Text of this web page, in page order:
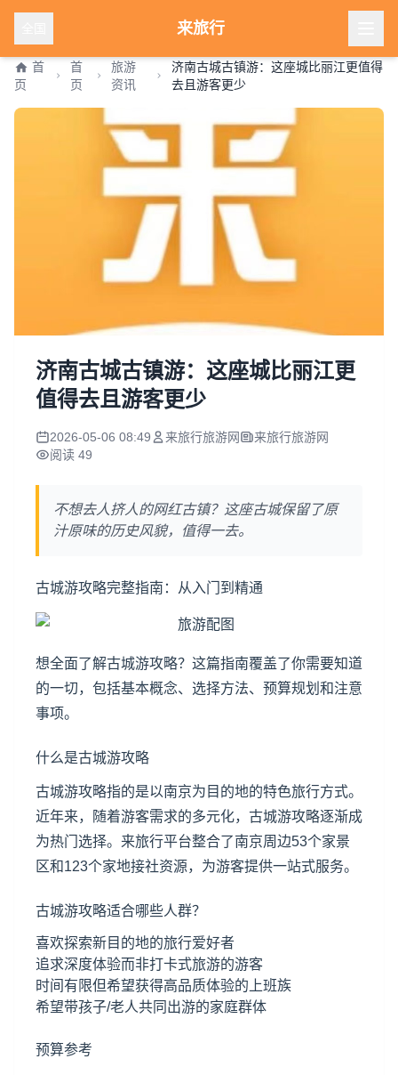
来旅行
首
页
首
页
旅游
资讯
济南古城古镇游：这座城比丽江更值得
去且游客更少
济南古城古镇游：这座城比丽江更
值得去且游客更少
2026-05-06 08:49 来旅行旅游网
来旅行旅游网
阅读 49
不想去人挤人的网红古镇？这座古城保留了原
汁原味的历史风貌，值得一去。
古城游攻略完整指南：从入门到精通
想全面了解古城游攻略？这篇指南覆盖了你需要知道
的一切，包括基本概念、选择方法、预算规划和注意
事项。
什么是古城游攻略
古城游攻略指的是以南京为目的地的特色旅行方式。
近年来，随着游客需求的多元化，古城游攻略逐渐成
为热门选择。来旅行平台整合了南京周边53个家景
区和123个家地接社资源，为游客提供一站式服务。
古城游攻略适合哪些人群？
喜欢探索新目的地的旅行爱好者
追求深度体验而非打卡式旅游的游客
时间有限但希望获得高品质体验的上班族
希望带孩子/老人共同出游的家庭群体
预算参考